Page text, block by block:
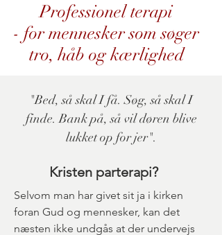
Professionel terapi
- for mennesker som søger
tro, håb og kærlighed
"Bed, så skal I få. Søg, så skal I
finde. Bank på, så vil døren blive
lukket op for jer".
Kristen parterapi?
Selvom man har givet sit ja i kirken
foran Gud og mennesker, kan det
næsten ikke undgås at der undervejs